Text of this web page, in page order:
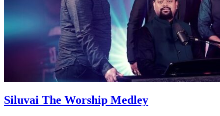
Siluvai The Worship Medley